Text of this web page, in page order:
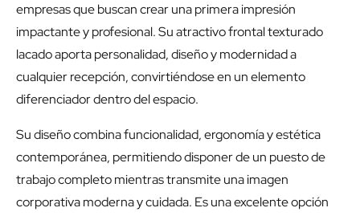
empresas que buscan crear una primera impresión
impactante y profesional. Su atractivo frontal texturado
lacado aporta personalidad, diseño y modernidad a
cualquier recepción, convirtiéndose en un elemento
diferenciador dentro del espacio.
Su diseño combina funcionalidad, ergonomía y estética
contemporánea, permitiendo disponer de un puesto de
trabajo completo mientras transmite una imagen
corporativa moderna y cuidada. Es una excelente opción